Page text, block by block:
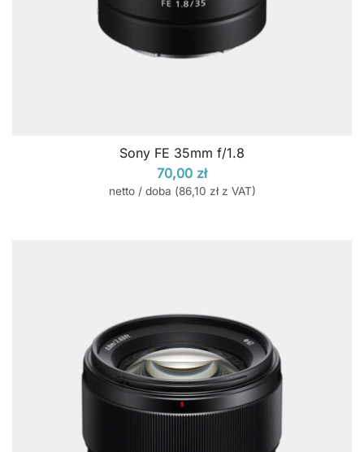
Sony FE 35mm f/1.8
70,00 zł
netto / doba (86,10 złz VAT)